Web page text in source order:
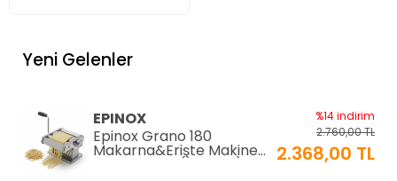
Yeni Gelenler
EPINOX
Epinox Grano 180
Makarna&Erişte Makinesi
2mm+6mm (GR-180)
%14 indirim
2.760,00 TL
2.368,00 TL